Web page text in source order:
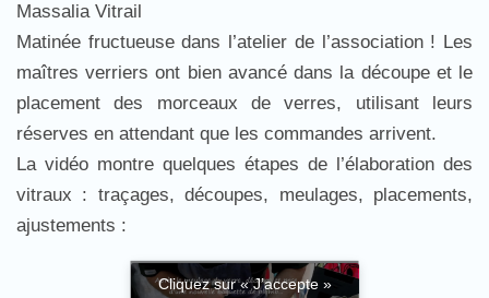
Massalia Vitrail
Matinée fructueuse dans l’atelier de l’association ! Les
maîtres verriers ont bien avancé dans la découpe et le
placement des morceaux de verres, utilisant leurs
réserves en attendant que les commandes arrivent.
La vidéo montre quelques étapes de l’élaboration des
vitraux : traçages, découpes, meulages, placements,
ajustements :
Cliquez sur « J’accepte »